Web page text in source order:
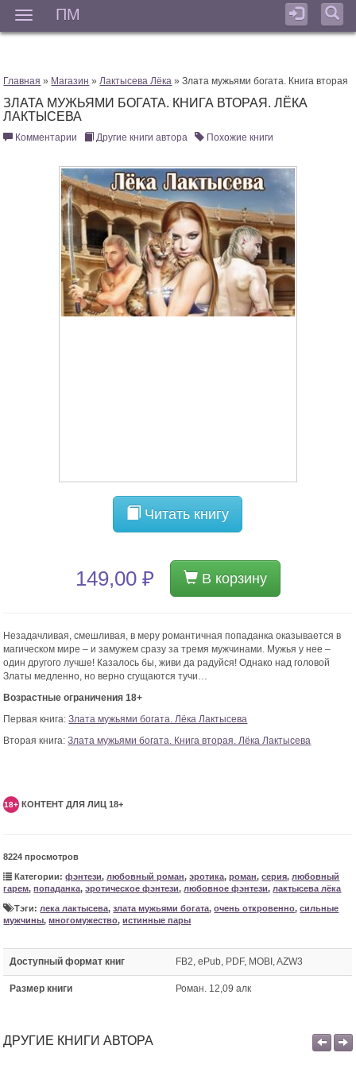
ПМ
Главная » Магазин »Лактысева Лёка » Злата мужьями богата. Книга вторая
ЗЛАТА МУЖЬЯМИ БОГАТА. КНИГА ВТОРАЯ. ЛЁКА
ЛАКТЫСЕВА
Комментарии Другие книги автора Похожие книги
Читать книгу
149,00 ₽ В корзину
Незадачливая, смешливая, в меру романтичная попаданка оказывается в
магическом мире – и замужем сразу за тремя мужчинами. Мужья у нее –
один другого лучше! Казалось бы, живи да радуйся! Однако над головой
Златы медленно, но верно сгущаются тучи…
Возрастные ограничения 18+
Первая книга:Злата мужьями богата. Лёка Лактысева
Вторая книга:Злата мужьями богата. Книга вторая. Лёка Лактысева
18+ КОНТЕНТ ДЛЯ ЛИЦ 18+
8224 просмотров
Категории:фэнтези, любовный роман,эротика,роман,серия, любовный
гарем,попаданка,эротическое фэнтези, любовное фэнтези, лактысева лёка
Тэги: лека лактысева,злата мужьями богата,очень откровенно,сильные
мужчины,многомужество,истинные пары
Доступный формат книг FB2, ePub, PDF, MOBI, AZW3
Размер книги Роман. 12,09 алк
ДРУГИЕ КНИГИ АВТОРА